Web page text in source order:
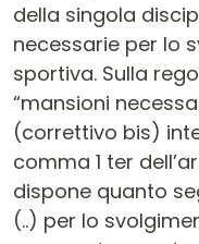
della singola
necessarie per lo
sportiva. Sulla
“mansioni
(correttivo bis)
comma 1 ter
dispone quanto
(..) per lo